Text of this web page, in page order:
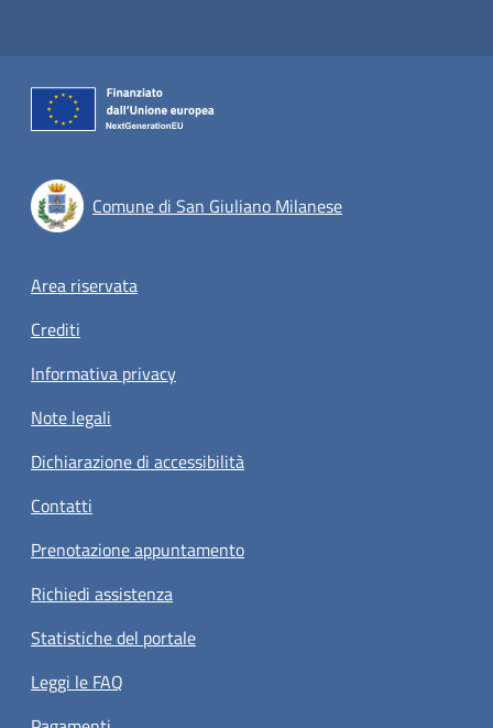
Comune di San Giuliano Milanese
Footer menu
Area riservata
Crediti
Informativa privacy
Note legali
Dichiarazione di accessibilità
Contatti
Prenotazione appuntamento
Richiedi assistenza
Statistiche del portale
Leggi le FAQ